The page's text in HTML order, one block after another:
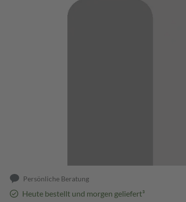
Persönliche Beratung
Heute bestellt und morgen geliefert³